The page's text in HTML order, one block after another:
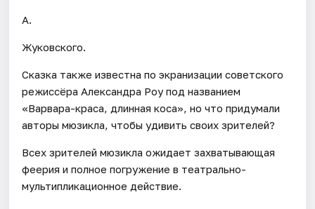
А.
Жуковского.
Сказка также известна по экранизации советского
режиссёра Александра Роу под названием
«Варвара-краса, длинная коса», но что придумали
авторы мюзикла, чтобы удивить своих зрителей?
Всех зрителей мюзикла ожидает захватывающая
феерия и полное погружение в театрально-
мультипликационное действие.